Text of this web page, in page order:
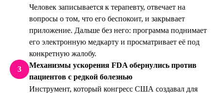
Человек записывается к терапевту, отвечает на
вопросы о том, что его беспокоит, и закрывает
приложение. Дальше без него: программа поднимает
его электронную медкарту и просматривает её под
конкретную жалобу.
3
Механизмы ускорения FDA обернулись против
пациентов с редкой болезнью
Инструмент, который конгресс США создавал для